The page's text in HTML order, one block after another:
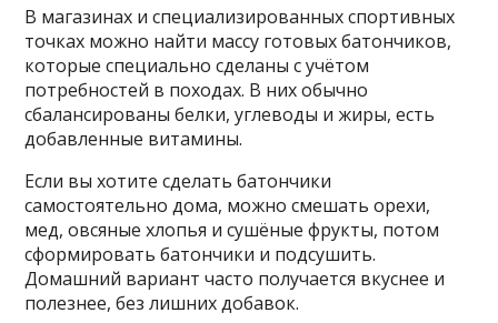
В магазинах и специализированных спортивных
точках можно найти массу готовых батончиков,
которые специально сделаны с учётом
потребностей в походах. В них обычно
сбалансированы белки, углеводы и жиры, есть
добавленные витамины.
Если вы хотите сделать батончики
самостоятельно дома, можно смешать орехи,
мед, овсяные хлопья и сушёные фрукты, потом
сформировать батончики и подсушить.
Домашний вариант часто получается вкуснее и
полезнее, без лишних добавок.